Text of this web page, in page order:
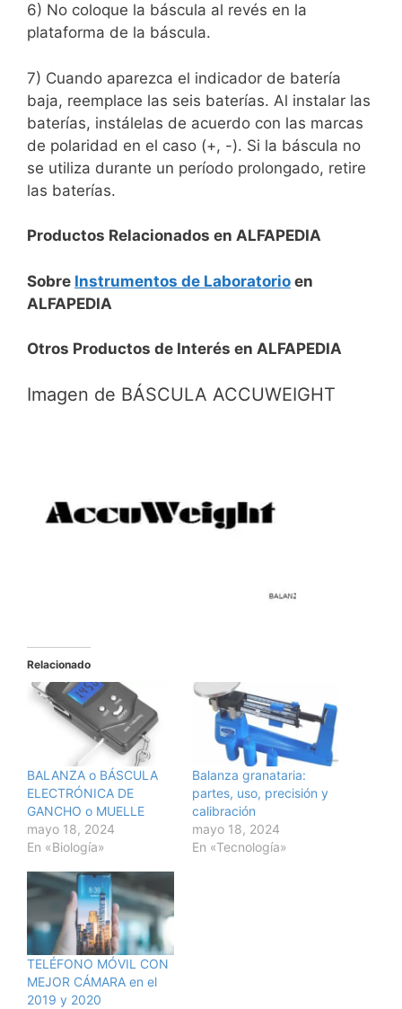
6) No coloque la báscula al revés en la
plataforma de la báscula.
7) Cuando aparezca el indicador de batería
baja, reemplace las seis baterías. Al instalar las
baterías, instálelas de acuerdo con las marcas
de polaridad en el caso (+, -). Si la báscula no
se utiliza durante un período prolongado, retire
las baterías.
Productos Relacionados en ALFAPEDIA
Sobre Instrumentos de Laboratorio en
ALFAPEDIA
Otros Productos de Interés en ALFAPEDIA
Imagen de BÁSCULA ACCUWEIGHT
Relacionado
BALANZA o BÁSCULA
ELECTRÓNICA DE
GANCHO o MUELLE
mayo 18, 2024
En «Biología»
Balanza granataria:
partes, uso, precisión y
calibración
mayo 18, 2024
En «Tecnología»
TELÉFONO MÓVIL CON
MEJOR CÁMARA en el
2019 y 2020